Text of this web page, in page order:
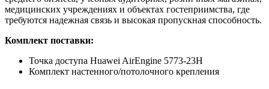
медицинских учреждениях и объектах гостеприимства, где
требуются надежная связь и высокая пропускная способность.
Комплект поставки:
Точка доступа Huawei AirEngine 5773-23H
Комплект настенного/потолочного крепления